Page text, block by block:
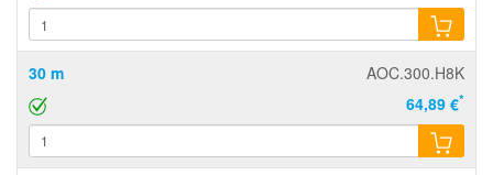
30 m
AOC.300.H8K
64,89 €*